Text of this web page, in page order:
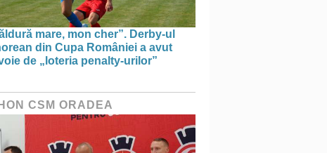
mare, mon cher”. Derby-ul
din Cupa României a avut
de „loteria penalty-urilor”
CSM ORADEA